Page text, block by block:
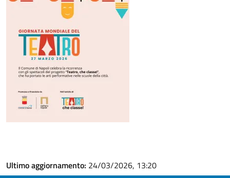
Ultimo aggiornamento: 24/03/2026, 13:20